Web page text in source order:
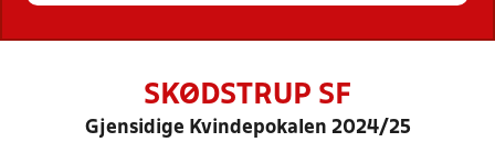
SKØDSTRUP SF
Gjensidige Kvindepokalen 2024/25